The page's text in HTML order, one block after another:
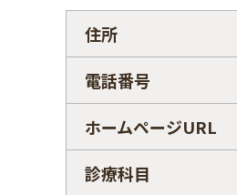
住所
電話番号
ホームページURL
診療科目